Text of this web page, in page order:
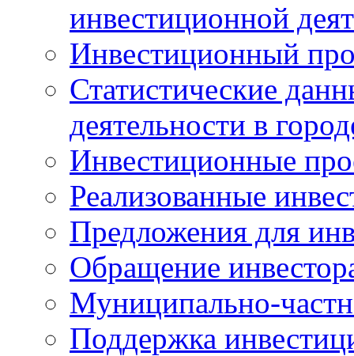
инвестиционной
Инвестиционный
Статистические
деятельности в
Инвестиционные
Реализованные
Предложения для
Обращение
Муниципально-
Поддержка